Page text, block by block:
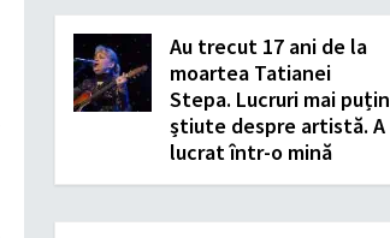
Au trecut 17 ani de la
moartea Tatianei
Stepa. Lucruri mai puțin
știute despre artistă. A
lucrat într-o mină